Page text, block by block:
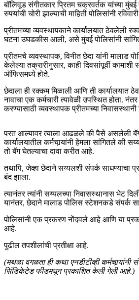
बॉलिवूड संगीतकार प्रितम चक्रवर्तक यांच्या
रुपयांची चोरी झाल्याची माहिती पोलिसांनी
प्रीतमच्या व्यवस्थापकाने कार्यालयात ठेवलेली
घटना उघडकीस आली, असे मुंबई पोलिसांनी
प्रीतमचे व्यवस्थापक, विनीत छेदा यांनी मालाड
केलेल्या तक्रारीनुसार, काही दिवसांपूर्वी
ऑफिसमध्ये होते.
छेदाला ही रक्कम मिळाली आणि ती कार्यालयात
नावाचा एक कर्मचारी त्यावेळी उपस्थित होता.
करण्यासाठी व्यवस्थापक प्रीतमच्या
परत आल्यावर त्याला आढळले की पैसे असलेली
कार्यालयातील कर्मचार्‍यांनी हेमला सांगितले की
तो बॅग घेतल्याचा दावा करीत आहे.
तथापि, जेव्हा छेदाने सय्यलशी संपर्क साधण्याचा
बंद झाला.
त्यानंतर त्यांनी सय्यलच्या निवासस्थानास भेट
यानंतर, छेदाने मालाड पोलिस स्टेशनकडे संपर्क
पोलिसांनी एक प्रकरण नोंदवले आहे आणि या
आहे.
पुढील तपशीलांची प्रतीक्षा आहे.
(मथळा वगळता ही कथा एनडीटीव्ही कर्मचार्‍यांनी
सिंडिकेटेड फीडमधून प्रकाशित केली गेली आहे.)